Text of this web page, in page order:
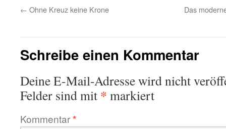
← Ohne Kreuz keine Krone Das
Schreibe einen Kommentar
Deine E-Mail-Adresse wird nicht
Felder sind mit * markiert
Kommentar*